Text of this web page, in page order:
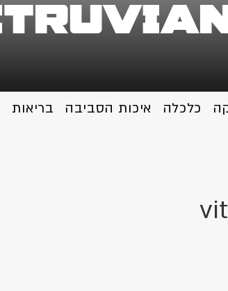
כלכלה איכות הסביבה בריאות